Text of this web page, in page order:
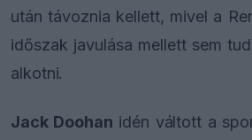
után távoznia kellett, mivel a
időszak javulása mellett sem
alkotni.
Jack Doohan idén váltott a